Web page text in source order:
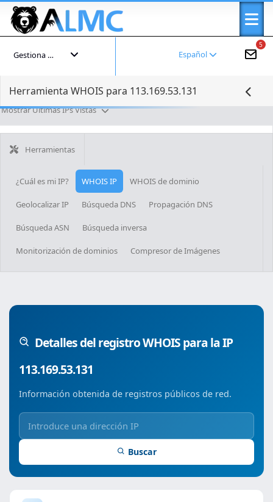
5
Español
Gestiona tu cuenta
Herramienta WHOIS para 113.169.53.131
Mostrar Últimas IPs Vistas
Herramientas
¿Cuál es mi IP? WHOIS IP WHOIS de dominio
Geolocalizar IP Búsqueda DNS Propagación DNS
Búsqueda ASN Búsqueda inversa
Monitorización de dominios Compresor de Imágenes
Detalles del registro WHOIS para la IP
113.169.53.131
Información obtenida de registros públicos de red.
Buscar